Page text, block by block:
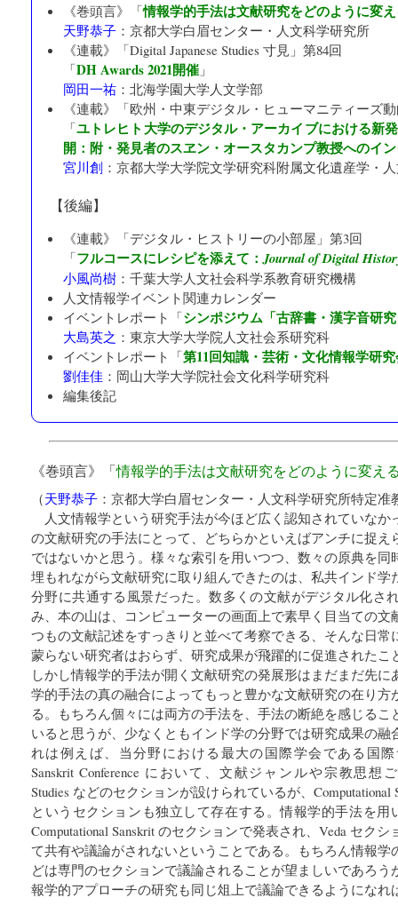
《巻頭言》「情報学的手法は文献研究をどのように変
天野恭子 ： 京都大学白眉センター・人文科学研究所
《連載》「Digital Japanese Studies 寸見 」第84回
「DH Awards 2021開催 」
岡田一祐 ： 北海学園大学人文学部
《連載》「欧州・中東デジタル・ヒューマニティーズ
「ユトレヒト大学のデジタル・アーカイブにおける新
開：附・発見者のスヱン・オースタカンプ教授へのイ
宮川創 ： 京都大学大学院文学研究科附属文化遺産学・
【後編】
《連載》「デジタル・ヒストリーの小部屋 」第3回
「フルコースにレシピを添えて：Journal of Digital
小風尚樹 ： 千葉大学人文社会科学系教育研究機構
人文情報学イベント関連カレンダー
イベントレポート「シンポジウム「古辞書・漢字音研
大島英之 ： 東京大学大学院人文社会系研究科
イベントレポート「第11回知識・芸術・文化情報学研
劉佳佳 ： 岡山大学大学院社会文化科学研究科
編集後記
《巻頭言》「情報学的手法は文献研究をどのように変え
（天野恭子 ： 京都大学白眉センター・人文科学研究所特定准
人文情報学という研究手法が今ほど広く認知されていな
の文献研究の手法にとって、どちらかといえばアンチに捉え
ではないかと思う。様々な索引を用いつつ、数々の原典を
埋もれながら文献研究に取り組んできたのは、私共インド学
分野に共通する風景だった。数多くの文献がデジタル化さ
み、本の山は、コンピューターの画面上で素早く目当ての文
つもの文献記述をすっきりと並べて考察できる、そんな日常
蒙らない研究者はおらず、研究成果が飛躍的に促進されたこ
しかし情報学的手法が開く文献研究の発展形はまだまだ先
学的手法の真の融合によってもっと豊かな文献研究の在り方
る。もちろん個々には両方の手法を、手法の断絶を感じる
いると思うが、少なくともインド学の分野では研究成果の
れは例えば、当分野における最大の国際学会である国
Sanskrit Conference において、文献ジャンルや宗教思想ご
Studies などのセクションが設けられているが、Computational
というセクションも独立して存在する。情報学的手法を用
Computational Sanskrit のセクションで発表され、Veda セク
て共有や議論がされないということである。もちろん情報学
どは専門のセクションで議論されることが望ましいであろ
報学的アプローチの研究も同じ俎上で議論できるようになれ